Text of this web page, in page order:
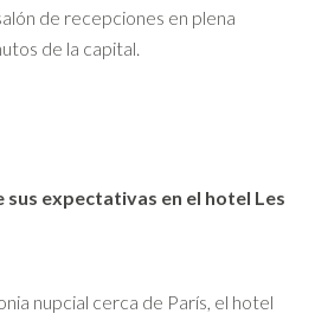
de recepciones en plena
de la capital.
sus expectativas en el hotel Les
nupcial cerca de París, el hotel